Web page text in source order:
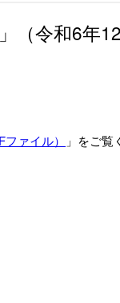
（令和6年
ァイル） 」をご覧